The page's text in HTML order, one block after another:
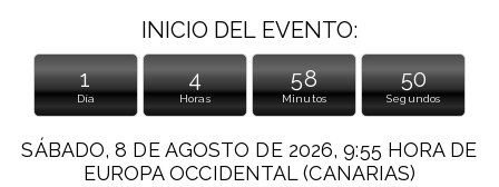
INICIO DEL EVENTO:
1
Día
4
Horas
58
Minutos
50
Segundos
SÁBADO, 8 DE AGOSTO DE 2026, 9:55 HORA DE
EUROPA OCCIDENTAL (CANARIAS)